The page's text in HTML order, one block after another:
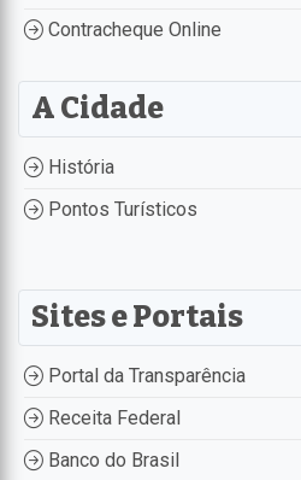
Contracheque Online
A Cidade
História
Pontos Turísticos
Sites e Portais
Portal da Transparência
Receita Federal
Banco do Brasil